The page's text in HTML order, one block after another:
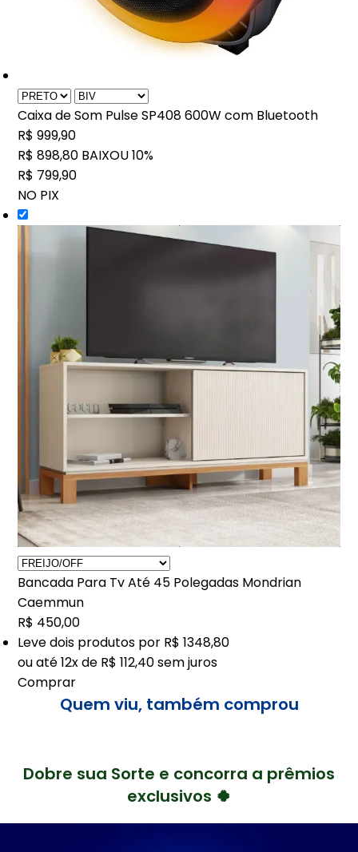
Caixa de Som Pulse SP408 600W com Bluetooth
R$ 999,90
R$ 898,80 BAIXOU 10%
R$ 799,90
NO PIX
Bancada Para Tv Até 45 Polegadas Mondrian
Caemmun
R$ 450,00
Levedois produtos por R$ 1348,80
ou até12x de R$ 112,40sem juros
Comprar
Quem viu, também comprou
Dobre sua Sorte e concorra a prêmios
exclusivos 🍀